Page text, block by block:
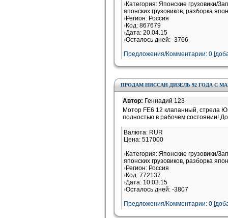
Категория: Японские грузовики/
японских грузовиков, разборка
Регион: Россия
Код: 867679
Дата: 20.04.15
Осталось дней: -3766
Предложения/Комментарии: 0
ПРОДАМ НИССАН ДИЗЕЛЬ 92 ГОДА С
Автор: Геннадий 123
Мотор FE6 12 клапанный, стрела
полностью в рабочем состоянии!
Валюта: RUR
Цена: 517000
Категория: Японские грузовики/
японских грузовиков, разборка
Регион: Россия
Код: 772137
Дата: 10.03.15
Осталось дней: -3807
Предложения/Комментарии: 0